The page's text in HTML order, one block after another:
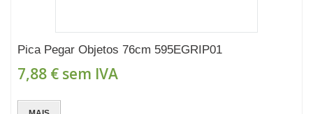
Pica Pegar Objetos 76cm 595EGRIP01
7,88 € sem IVA